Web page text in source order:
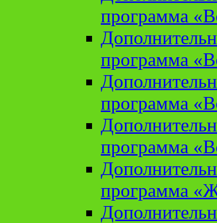
программа
программа
программа
программа
программа